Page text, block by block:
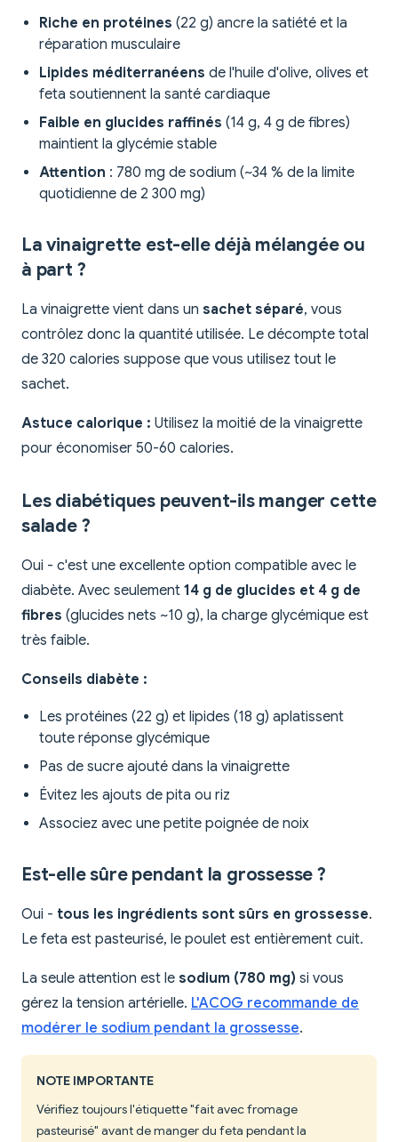
Riche en protéines (22 g) ancre la satiété et la
réparation musculaire
Lipides méditerranéens de l'huile d'olive, olives et
feta soutiennent la santé cardiaque
Faible en glucides raffinés (14 g, 4 g de fibres)
maintient la glycémie stable
Attention : 780 mg de sodium (~34 % de la limite
quotidienne de 2 300 mg)
La vinaigrette est-elle déjà mélangée ou
à part ?
La vinaigrette vient dans un sachet séparé, vous
contrôlez donc la quantité utilisée. Le décompte total
de 320 calories suppose que vous utilisez tout le
sachet.
Astuce calorique : Utilisez la moitié de la vinaigrette
pour économiser 50-60 calories.
Les diabétiques peuvent-ils manger cette
salade ?
Oui - c'est une excellente option compatible avec le
diabète. Avec seulement 14 g de glucides et 4 g de
fibres (glucides nets ~10 g), la charge glycémique est
très faible.
Conseils diabète :
Les protéines (22 g) et lipides (18 g) aplatissent
toute réponse glycémique
Pas de sucre ajouté dans la vinaigrette
Évitez les ajouts de pita ou riz
Associez avec une petite poignée de noix
Est-elle sûre pendant la grossesse ?
Oui - tous les ingrédients sont sûrs en grossesse.
Le feta est pasteurisé, le poulet est entièrement cuit.
La seule attention est le sodium (780 mg) si vous
gérez la tension artérielle. L'ACOG recommande de
modérer le sodium pendant la grossesse.
NOTE IMPORTANTE
Vérifiez toujours l'étiquette "fait avec fromage
pasteurisé" avant de manger du feta pendant la